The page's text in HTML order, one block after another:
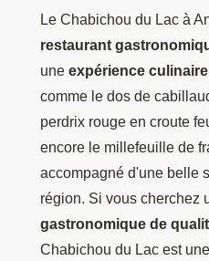
Le Chabichou du Lac à
restaurant
une expérience
comme le dos de
perdrix rouge en croute
encore le millefeuille de
accompagné d'une belle
région. Si vous cherchez
gastronomique de
Chabichou du Lac est